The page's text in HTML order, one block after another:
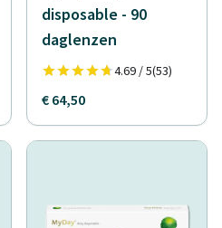
disposable - 90
daglenzen
4.69 / 5(53)
€ 64,50